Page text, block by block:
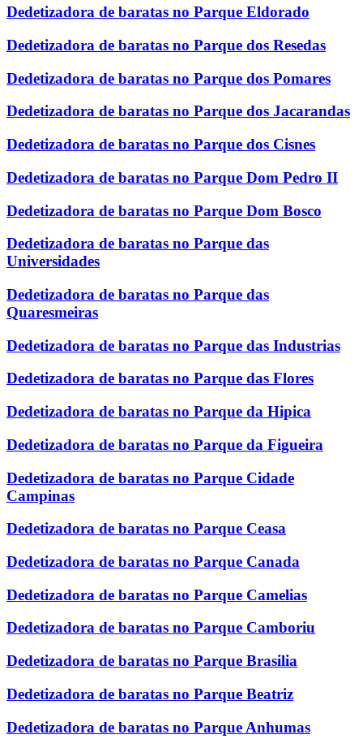
Dedetizadora de baratas no Parque Eldorado
Dedetizadora de baratas no Parque dos Resedas
Dedetizadora de baratas no Parque dos Pomares
Dedetizadora de baratas no Parque dos Jacarandas
Dedetizadora de baratas no Parque dos Cisnes
Dedetizadora de baratas no Parque Dom Pedro II
Dedetizadora de baratas no Parque Dom Bosco
Dedetizadora de baratas no Parque das
Universidades
Dedetizadora de baratas no Parque das
Quaresmeiras
Dedetizadora de baratas no Parque das Industrias
Dedetizadora de baratas no Parque das Flores
Dedetizadora de baratas no Parque da Hipica
Dedetizadora de baratas no Parque da Figueira
Dedetizadora de baratas no Parque Cidade
Campinas
Dedetizadora de baratas no Parque Ceasa
Dedetizadora de baratas no Parque Canada
Dedetizadora de baratas no Parque Camelias
Dedetizadora de baratas no Parque Camboriu
Dedetizadora de baratas no Parque Brasilia
Dedetizadora de baratas no Parque Beatriz
Dedetizadora de baratas no Parque Anhumas